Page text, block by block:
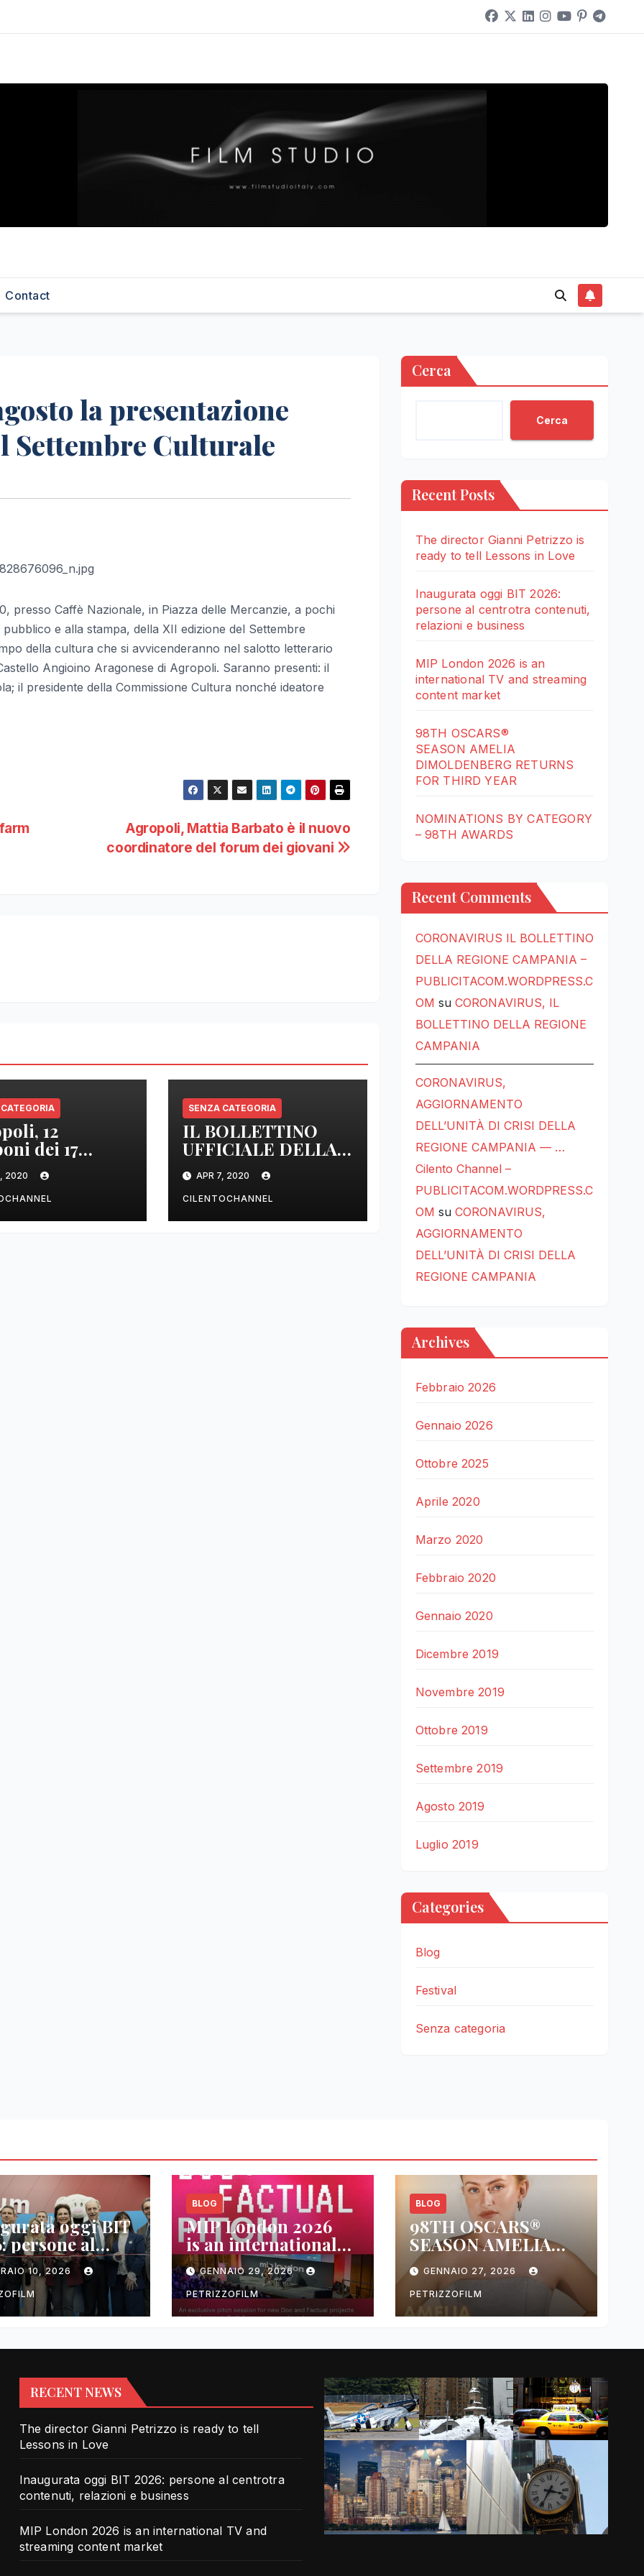
Contact
la presentazione
Settembre Culturale
presso Caffè Nazionale, in Piazza delle Mercanzie, a pochi
e alla stampa, della XII edizione del Settembre
della cultura che si avvicenderanno nel salotto letterario
Angioino Aragonese di Agropoli. Saranno presenti: il
il presidente della Commissione Cultura nonché ideatore
Agropoli, Mattia Barbato è il nuovo
coordinatore del forum dei giovani
12
dei 17
sono
2020
SENZA CATEGORIA
IL BOLLETTINO
UFFICIALE DELLA
REGIONE
CAMPANIA DELLE
ORE 22.00
APR 7, 2020
CILENTOCHANNEL
Cerca
Cerca
Recent Posts
The director Gianni Petrizzo is
ready to tell Lessons in Love
Inaugurata oggi BIT 2026:
persone al centrotra contenuti,
relazioni e business
MIP London 2026 is an
international TV and streaming
content market
98TH OSCARS®
SEASON AMELIA
DIMOLDENBERG RETURNS
FOR THIRD YEAR
NOMINATIONS BY CATEGORY
– 98TH AWARDS
Recent Comments
CORONAVIRUS IL BOLLETTINO
DELLA REGIONE CAMPANIA –
PUBLICITACOM.WORDPRESS.C
OM su CORONAVIRUS, IL
BOLLETTINO DELLA REGIONE
CAMPANIA
CORONAVIRUS,
AGGIORNAMENTO
DELL’UNITÀ DI CRISI DELLA
REGIONE CAMPANIA — …
Cilento Channel –
PUBLICITACOM.WORDPRESS.C
OM su CORONAVIRUS,
AGGIORNAMENTO
DELL’UNITÀ DI CRISI DELLA
REGIONE CAMPANIA
Archives
Febbraio 2026
Gennaio 2026
Ottobre 2025
Aprile 2020
Marzo 2020
Febbraio 2020
Gennaio 2020
Dicembre 2019
Novembre 2019
Ottobre 2019
Settembre 2019
Agosto 2019
Luglio 2019
Categories
Blog
Festival
Senza categoria
oggi BIT
persone al
contenuti,
e business
10, 2026
BLOG
MIP London 2026
is an international
TV and streaming
content market
GENNAIO 29, 2026
PETRIZZOFILM
BLOG
98TH OSCARS®
SEASON AMELIA
DIMOLDENBERG
RETURNS FOR
THIRD YEAR
GENNAIO 27, 2026
PETRIZZOFILM
RECENT NEWS
The director Gianni Petrizzo is ready to tell
Lessons in Love
Inaugurata oggi BIT 2026: persone al centrotra
contenuti, relazioni e business
MIP London 2026 is an international TV and
streaming content market